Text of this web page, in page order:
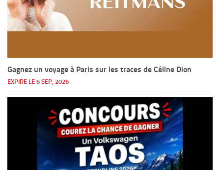
Gagnez un voyage à Paris sur les traces de Céline Dion
EXPIRE LE 6 SEP, 2026